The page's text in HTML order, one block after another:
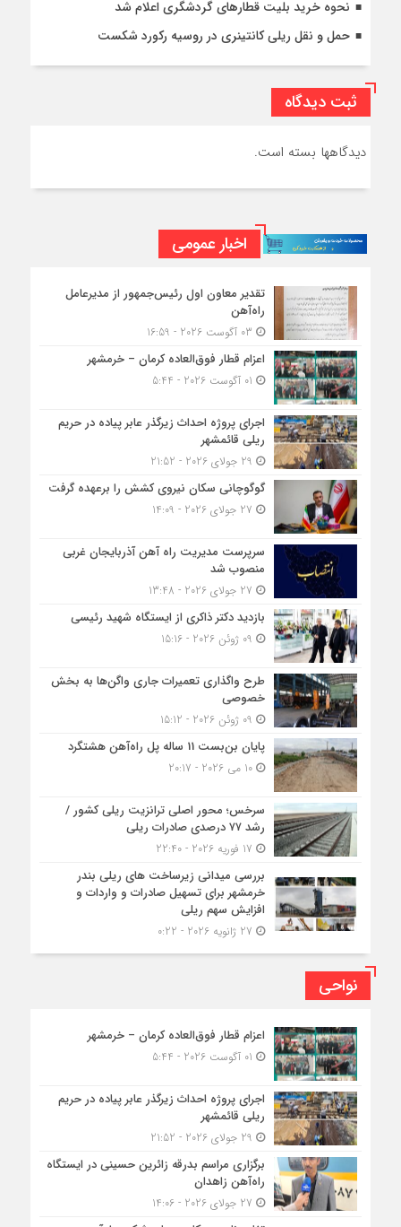
نحوه خرید بلیت قطارهای گردشگری اعلام شد
حمل و نقل ریلی کانتینری در روسیه رکورد شکست
ثبت دیدگاه
دیدگاهها بسته است.
اخبار عمومی
تقدیر معاون اول رئیس‌جمهور از مدیرعامل
راه‌آهن
اعزام قطار فوق‌العاده کرمان – خرمشهر
اجرای پروژه احداث زیرگذر عابر پیاده در حریم
ریلی قائمشهر
گوگوچانی سکان نیروی کشش را برعهده گرفت
سرپرست مدیریت راه آهن آذربایجان غربی
منصوب شد
بازدید دکتر ذاکری از ایستگاه شهید رئیسی
طرح واگذاری تعمیرات جاری واگن‌ها به بخش
خصوصی
پایان بن‌بست 11 ساله پل راه‌آهن هشتگرد
10 می 2026 - 20:17
سرخس؛ محور اصلی ترانزیت ریلی کشور /
رشد ۷۷ درصدی صادرات ریلی
بررسی میدانی زیرساخت های ریلی بندر
خرمشهر برای تسهیل صادرات و واردات و
افزایش سهم ریلی
نواحی
اعزام قطار فوق‌العاده کرمان – خرمشهر
اجرای پروژه احداث زیرگذر عابر پیاده در حریم
ریلی قائمشهر
برگزاری مراسم بدرقه زائرین حسینی در ایستگاه
راه‌آهن زاهدان